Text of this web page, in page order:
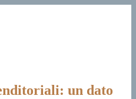
un dato